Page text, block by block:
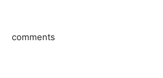
comments